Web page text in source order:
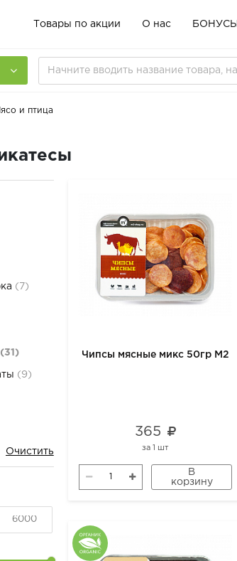
Товары по акции О нас БОНУСЫ
и птица
(7)
(31)
(9)
Чипсы мясные микс 50гр М2
365
за1 шт
В
корзину